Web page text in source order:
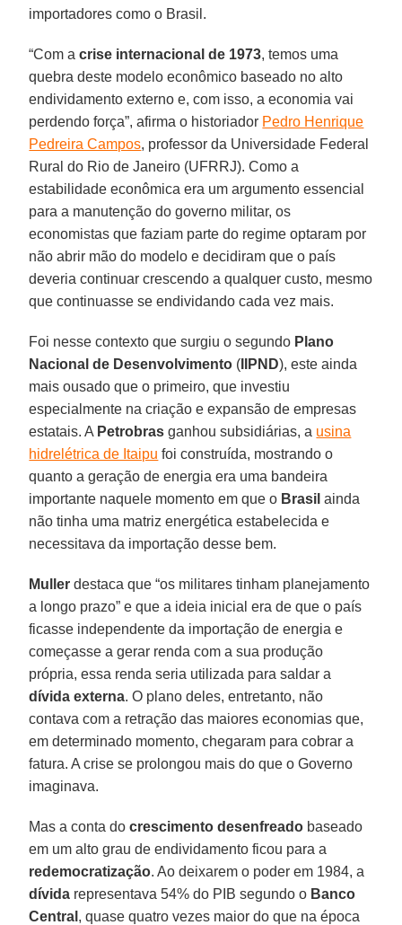
importadores como o Brasil.
“Com acrise internacional de 1973, temos uma
quebra deste modelo econômico baseado no alto
endividamento externo e, com isso, a economia vai
perdendo força”, afirma o historiador Pedro Henrique
Pedreira Campos, professor da Universidade Federal
Rural do Rio de Janeiro (UFRRJ). Como a
estabilidade econômica era um argumento essencial
para a manutenção do governo militar, os
economistas que faziam parte do regime optaram por
não abrir mão do modelo e decidiram que o país
deveria continuar crescendo a qualquer custo, mesmo
que continuasse se endividando cada vez mais.
Foi nesse contexto que surgiu o segundo Plano
Nacional de Desenvolvimento ( IIPND), este ainda
mais ousado que o primeiro, que investiu
especialmente na criação e expansão de empresas
estatais. A Petrobras ganhou subsidiárias, a usina
hidrelétrica de Itaipu foi construída, mostrando o
quanto a geração de energia era uma bandeira
importante naquele momento em que o Brasil ainda
não tinha uma matriz energética estabelecida e
necessitava da importação desse bem.
Muller destaca que “os militares tinham planejamento
a longo prazo” e que a ideia inicial era de que o país
ficasse independente da importação de energia e
começasse a gerar renda com a sua produção
própria, essa renda seria utilizada para saldar a
dívida externa. O plano deles, entretanto, não
contava com a retração das maiores economias que,
em determinado momento, chegaram para cobrar a
fatura. A crise se prolongou mais do que o Governo
imaginava.
Mas a conta docrescimento desenfreado baseado
em um alto grau de endividamento ficou para a
redemocratização. Ao deixarem o poder em 1984, a
dívida representava 54% do PIB segundo o Banco
Central , quase quatro vezes maior do que na época